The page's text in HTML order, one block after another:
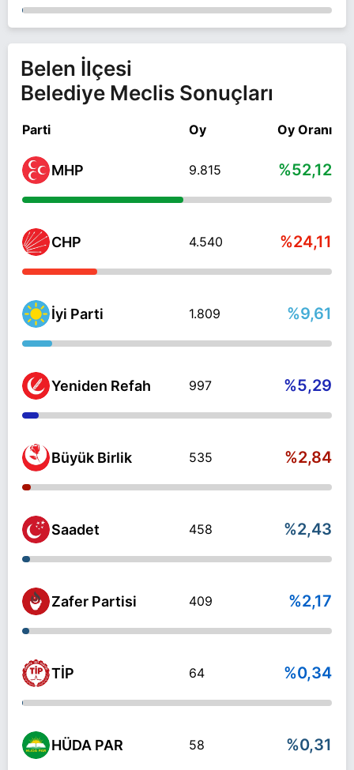
Belen İlçesi
Belediye Meclis Sonuçları
Parti Oy Oy Oranı
MHP 9.815 %52,12
CHP 4.540 %24,11
İyi Parti 1.809 %9,61
Yeniden Refah 997 %5,29
Büyük Birlik 535 %2,84
Saadet 458 %2,43
Zafer Partisi 409 %2,17
TİP 64 %0,34
HÜDA PAR 58 %0,31